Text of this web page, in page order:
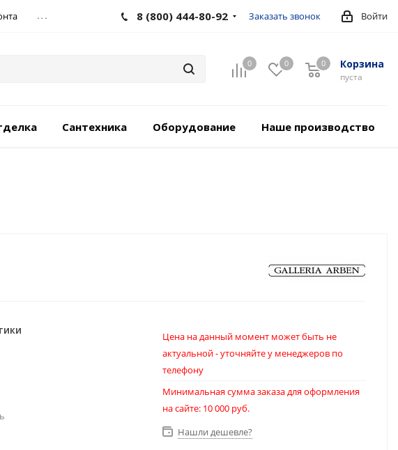
... Войти
8 (800) 444-80-92 Заказать звонок
0 0 Корзина
пуста
0
Сантехника Оборудование Наше производство
Цена на данный момент может быть не
актуальной - уточняйте у менеджеров по
телефону
Минимальная сумма заказа для оформления
на сайте: 10 000 руб.
Нашли дешевле?